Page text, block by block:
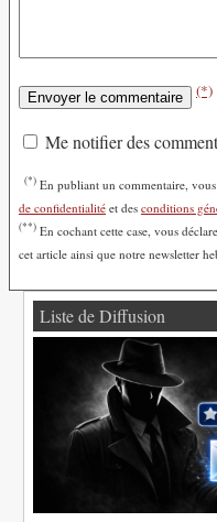
(*)
Me notifier des
(*) En publiant un commentaire,
de confidentialité et des conditions
(**) En cochant cette case, vous
cet article ainsi que notre newsletter
Liste de Diffusion